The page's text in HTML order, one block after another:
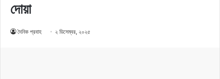
দোয়া
দৈনিক প্রবাহ ২ ডিসেম্বর, ২০২৫